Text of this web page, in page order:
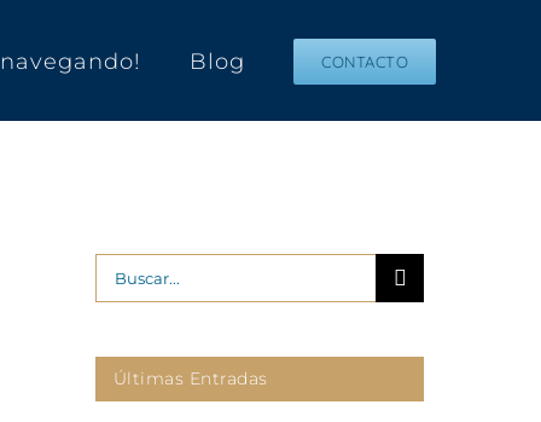
navegando! Blog CONTACTO
Buscar:
Últimas Entradas